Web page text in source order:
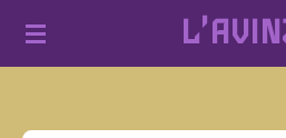
Ga
de